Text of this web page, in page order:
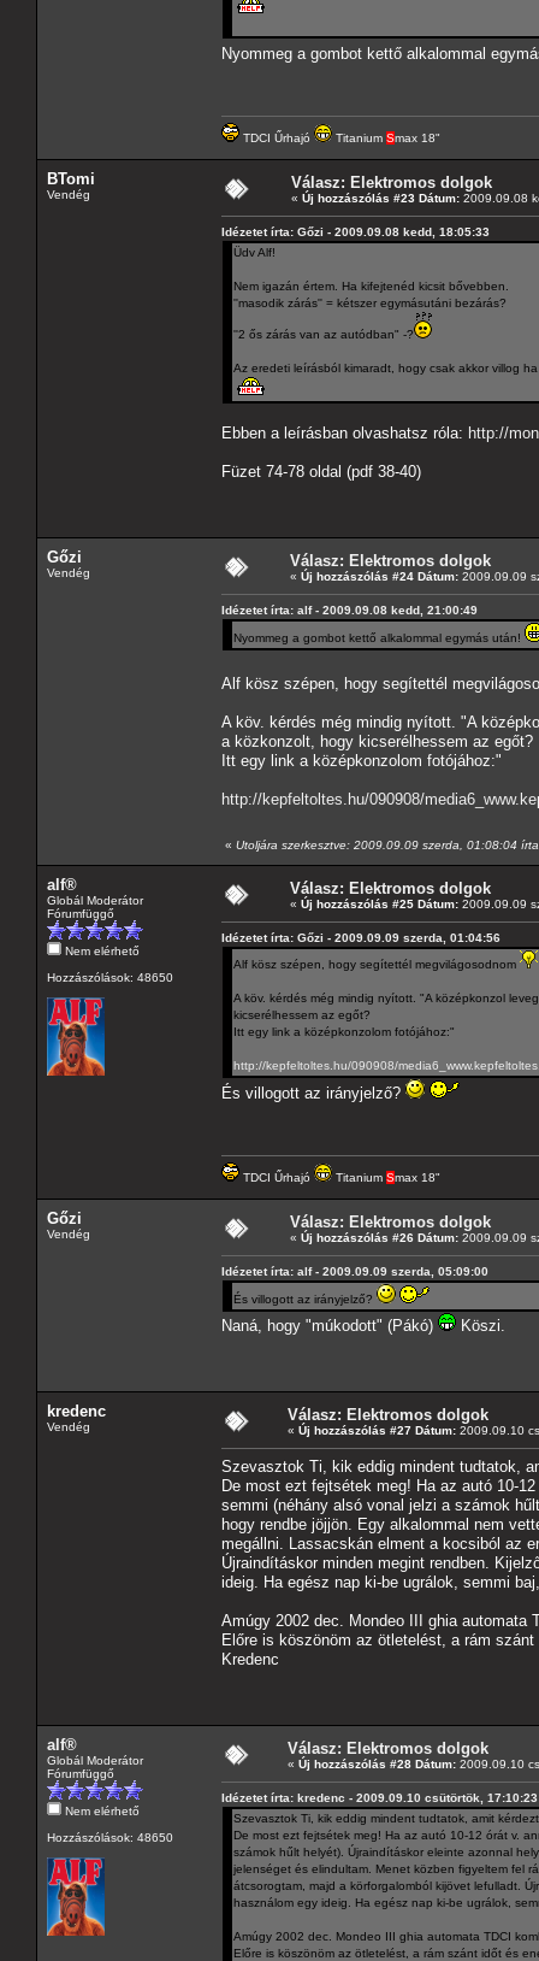
Nyommeg a gombot kettő alkalommal
TDCI Űrhajó Titanium Smax 18"
BTomi
Vendég
Válasz: Elektromos dolgok
« Új hozzászólás #23 Dátum: 2009.09.08
Idézetet írta: Gőzi - 2009.09.08 kedd, 18:05:33
Üdv Alf!
Nem igazán értem. Ha kifejtenéd kicsit bővebben.
''masodik zárás'' = kétszer egymásutáni bezárás?
''2 ős zárás van az autódban" -?
Az eredeti leírásból kimaradt, hogy csak akkor villog
Ebben a leírásban olvashatsz róla: http://
Füzet 74-78 oldal (pdf 38-40)
Gőzi
Vendég
Válasz: Elektromos dolgok
« Új hozzászólás #24 Dátum: 2009.09.09
Idézetet írta: alf - 2009.09.08 kedd, 21:00:49
Nyommeg a gombot kettő alkalommal egymás után!
Alf kösz szépen, hogy segítettél
A köv. kérdés még mindig nyított. "A
a közkonzolt, hogy kicserélhessem az egőt?
Itt egy link a középkonzolom fotójához:"
http://kepfeltoltes.hu/090908/
« Utoljára szerkesztve: 2009.09.09 szerda, 01:08:04
alf®
Globál Moderátor
Fórumfüggő
Nem elérhető
Hozzászólások: 48650
Válasz: Elektromos dolgok
« Új hozzászólás #25 Dátum: 2009.09.09
Idézetet írta: Gőzi - 2009.09.09 szerda, 01:04:56
Alf kösz szépen, hogy segítettél megvilágosodnom
A köv. kérdés még mindig nyított. "A középkonzol
kicserélhessem az egőt?
Itt egy link a középkonzolom fotójához:"
http://kepfeltoltes.hu/090908/
És villogott az irányjelző?
TDCI Űrhajó Titanium Smax 18"
Gőzi
Vendég
Válasz: Elektromos dolgok
« Új hozzászólás #26 Dátum: 2009.09.09
Idézetet írta: alf - 2009.09.09 szerda, 05:09:00
És villogott az irányjelző?
Naná, hogy "múkodott" (Pákó) Köszi.
kredenc
Vendég
Válasz: Elektromos dolgok
« Új hozzászólás #27 Dátum: 2009.09.10
Szevasztok Ti, kik eddig mindent tudtatok,
De most ezt fejtsétek meg! Ha az autó 10-
semmi (néhány alsó vonal jelzi a számok
hogy rendbe jöjjön. Egy alkalommal nem
megállni. Lassacskán elment a kocsiból az
Újraindításkor minden megint rendben.
ideig. Ha egész nap ki-be ugrálok, semmi
Amúgy 2002 dec. Mondeo III ghia automata
Előre is köszönöm az ötletelést, a rám
Kredenc
alf®
Globál Moderátor
Fórumfüggő
Nem elérhető
Hozzászólások: 48650
Válasz: Elektromos dolgok
« Új hozzászólás #28 Dátum: 2009.09.10
Idézetet írta: kredenc - 2009.09.10 csütörtök, 17:10:23
Szevasztok Ti, kik eddig mindent tudtatok, amit
De most ezt fejtsétek meg! Ha az autó 10-12 órát v.
számok hűlt helyét). Újraindításkor eleinte azonnal
jelenséget és elindultam. Menet közben figyeltem fel
átcsorogtam, majd a körforgalomból kijövet lefulladt.
használom egy ideig. Ha egész nap ki-be ugrálok,
Amúgy 2002 dec. Mondeo III ghia automata TDCI
Előre is köszönöm az ötletelést, a rám szánt időt és